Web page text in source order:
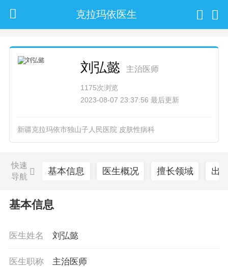
克拉玛依医生
刘弘懿 主治医师
1175次浏览
2023-08-07 23:37:56 最后更新
新疆克拉玛依市独山子人民医院 皮肤性病科
快速
导航
基本信息 医生概况 擅长领域 出
基本信息
医生姓名 刘弘懿
医生职称 主治医师